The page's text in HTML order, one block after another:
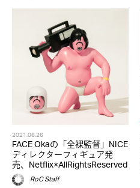
2021.06.26
FACE Okaの「全裸監督」NICE
ディレクターフィギュア発
売、Netflix×AllRightsReserved
RoC Staff